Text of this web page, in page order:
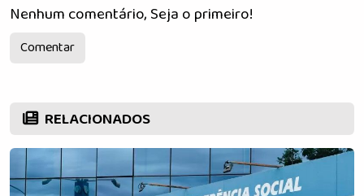
Nenhum comentário, Seja o primeiro!
Comentar
RELACIONADOS